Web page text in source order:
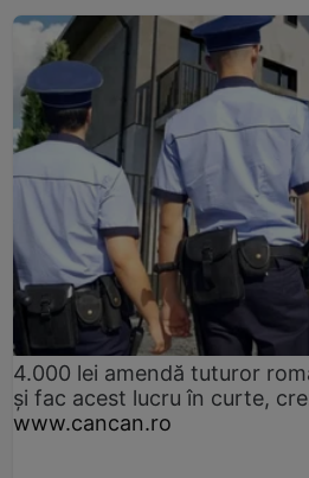
4.000 lei amendă tuturor
și fac acest lucru în curte,
www.cancan.ro